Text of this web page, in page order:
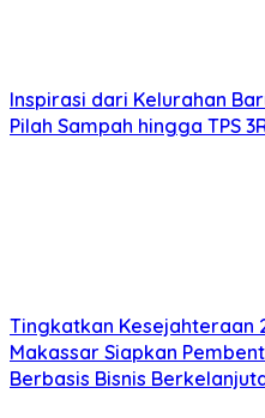
Inspirasi dari Kelurahan
Pilah Sampah hingga TPS
Tingkatkan Kesejahteraan
Makassar Siapkan
Berbasis Bisnis